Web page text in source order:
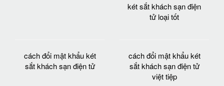
két sắt khách sạn điện
tử loại tốt
cách đổi mật khẩu két
sắt khách sạn điện tử
cách đổi mật khẩu két
sắt khách sạn điện tử
việt tiệp